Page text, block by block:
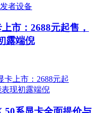
市：2688元起售，
露端倪